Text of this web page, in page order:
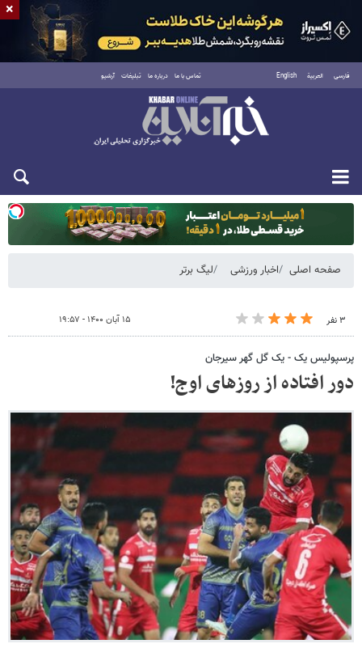
فارسی العربية English تماس با ما درباره ما تبلیغات آرشیو
یکشنبه ۱۸ مرداد ۱۴۰۵
صفحه اصلی اخبار ورزشی لیگ برتر
۳ نفر ۱۵ آبان ۱۴۰۰ - ۱۹:۵۷
پرسپولیس یک - یک گل گهر سیرجان
دور افتاده از روزهای اوج!
×